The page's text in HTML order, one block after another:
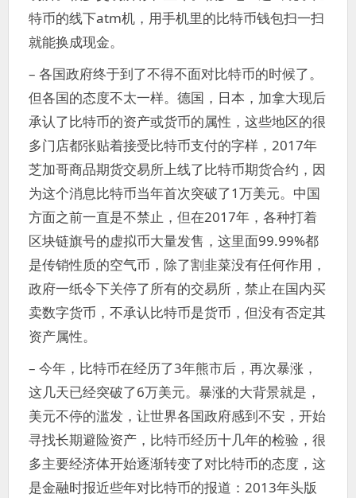
特币的线下atm机，用手机里的比特币钱包扫一扫
就能换成现金。
– 各国政府终于到了不得不面对比特币的时候了。
但各国的态度不太一样。德国，日本，加拿大现后
承认了比特币的资产或货币的属性，这些地区的很
多门店都张贴着接受比特币支付的字样，2017年
芝加哥商品期货交易所上线了比特币期货合约，因
为这个消息比特币当年首次突破了1万美元。中国
方面之前一直是不禁止，但在2017年，各种打着
区块链旗号的虚拟币大量发售，这里面99.99%都
是传销性质的空气币，除了割韭菜没有任何作用，
政府一纸令下关停了所有的交易所，禁止在国内买
卖数字货币，不承认比特币是货币，但没有否定其
资产属性。
– 今年，比特币在经历了3年熊市后，再次暴涨，
这几天已经突破了6万美元。暴涨的大背景就是，
美元不停的滥发，让世界各国政府感到不安，开始
寻找长期避险资产，比特币经历十几年的检验，很
多主要经济体开始逐渐转变了对比特币的态度，这
是金融时报近些年对比特币的报道：2013年头版